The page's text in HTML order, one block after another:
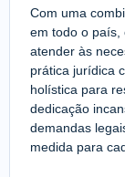
Com uma
em todo o país,
atender às
prática jurídica
holística para
dedicação
demandas
medida para